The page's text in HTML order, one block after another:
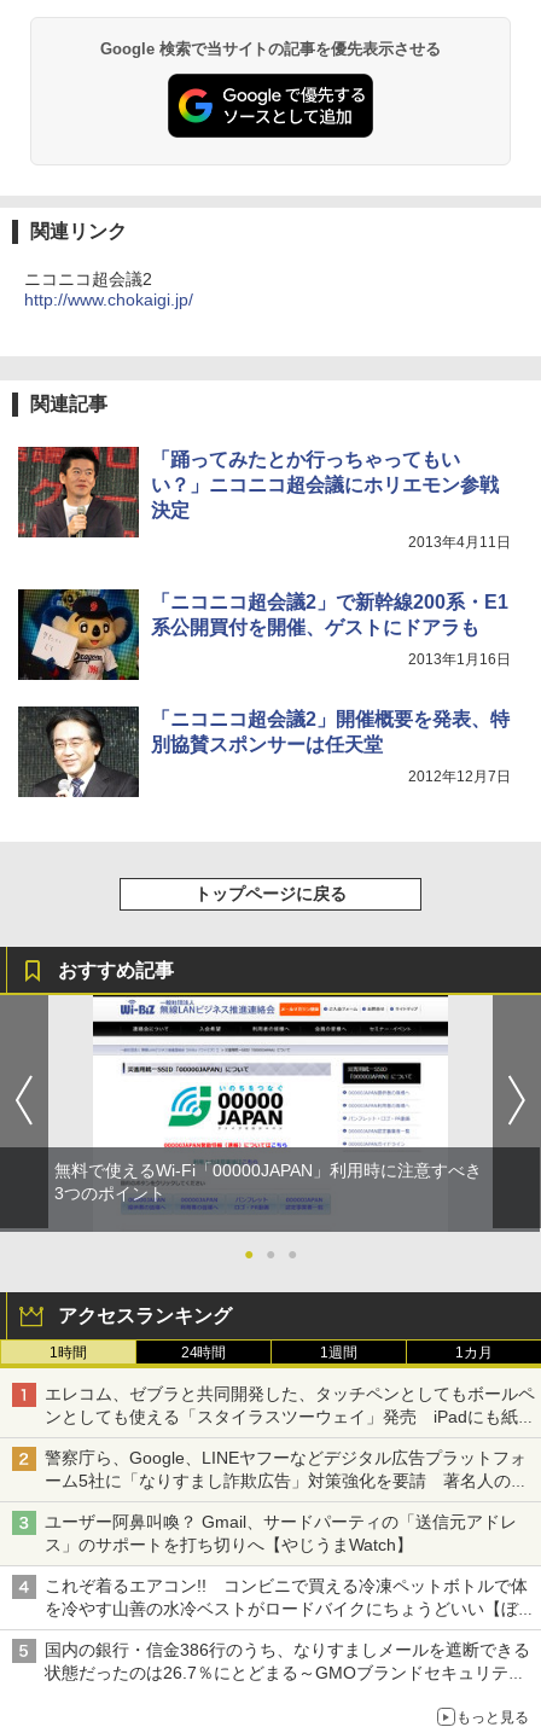
Google 検索で当サイトの記事を優先表示させる
関連リンク
ニコニコ超会議2
http://www.chokaigi.jp/
関連記事
「踊ってみたとか行っちゃってもい
い？」ニコニコ超会議にホリエモン参戦
決定
2013年4月11日
「ニコニコ超会議2」で新幹線200系・E1
系公開買付を開催、ゲストにドアラも
2013年1月16日
「ニコニコ超会議2」開催概要を発表、特
別協賛スポンサーは任天堂
2012年12月7日
トップページに戻る
おすすめ記事
無料で使えるWi-Fi「00000JAPAN」利用時に注意すべき
3つのポイント
● ● ●
アクセスランキング
1時間 24時間 1週間 1カ月
エレコム、ゼブラと共同開発した、タッチペンとしてもボールペ
ンとしても使える「スタイラスツーウェイ」発売 iPadにも紙に
も、持ち替えずに書き込める
警察庁ら、Google、LINEヤフーなどデジタル広告プラットフォ
ーム5社に「なりすまし詐欺広告」対策強化を要請 著名人の写
真や映像を使った投資詐欺などへの対策として
ユーザー阿鼻叫喚？ Gmail、サードパーティの「送信元アドレ
ス」のサポートを打ち切りへ【やじうまWatch】
これぞ着るエアコン!! コンビニで買える冷凍ペットボトルで体
を冷やす山善の水冷ベストがロードバイクにちょうどいい【ぼっ
ち・ざ・ろーど！その14】【空いた時間でなにしてる？】
国内の銀行・信金386行のうち、なりすましメールを遮断できる
状態だったのは26.7％にとどまる～GMOブランドセキュリティ
もっと見る